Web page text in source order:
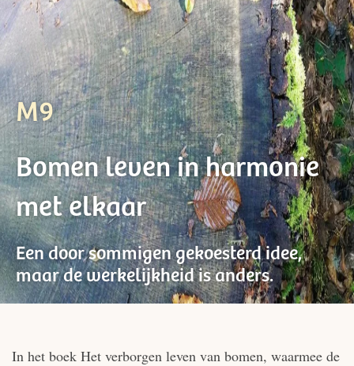
M9
Bomen leven in harmonie
met elkaar
Een door sommigen gekoesterd idee,
maar de werkelijkheid is anders.
In het boek Het verborgen leven van bomen, waarmee de